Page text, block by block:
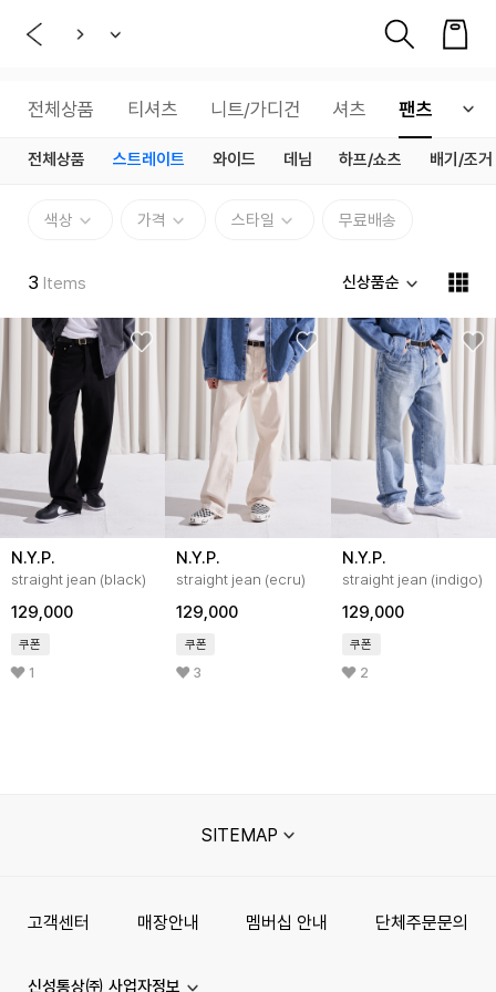
전체상품 티셔츠 니트/가디건 셔츠 팬츠 데
전체상품 스트레이트 와이드 데님 하프/쇼츠 배기/조거
색상 가격 스타일 무료배송
3 Items 신상품순
N.Y.P.
straight jean (black)
129,000
쿠폰
1
N.Y.P.
straight jean (ecru)
129,000
쿠폰
3
N.Y.P.
straight jean (indigo)
129,000
쿠폰
2
SITEMAP
고객센터 매장안내 멤버십 안내 단체주문문의
신성통상㈜ 사업자정보